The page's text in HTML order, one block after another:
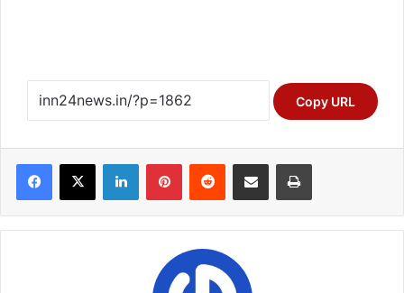
Copy URL
Facebook
X LinkedInPinterestReddit Share via Email Print